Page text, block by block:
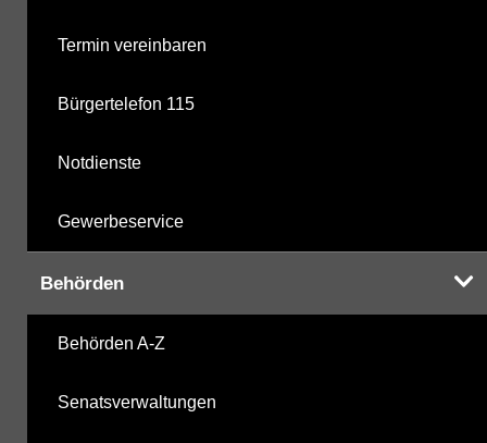
Termin vereinbaren
Bürgertelefon 115
Notdienste
Gewerbeservice
Behörden
Behörden A-Z
Senatsverwaltungen